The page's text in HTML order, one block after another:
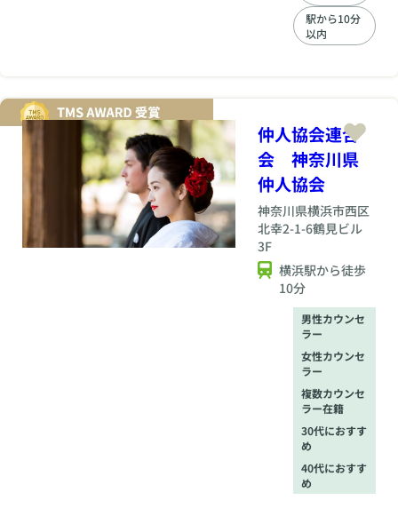
自身のペースで真剣
に婚活に集中できる
よう設計されていま
用意しています。こ
れにより、活動開始
時の初期費用を大幅
に抑えることができ
ます。 費用が発生す
るのは、お見合いが
成立した際の調整費
（2,200円/回・税
込）や、最終的にご
成婚に至った際の成
婚料（286,000円/税
込）が主となりま
す。成果が出るまで
大きな固定費用がか
からないため、安心
して活動を継続で
き、余った費用はデ
ートや自己投資に活
用することが可能で
す。私たちは、費用
の心配よりも「ご成
婚」という結果にコ
ミットし、会員様の
駅から10分
以内
仲人協会連合
会 神奈川県
仲人協会
神奈川県横浜市西区
北幸2-1-6鶴見ビル
3F
横浜駅から徒歩
10分
男性カウンセ
ラー
女性カウンセ
ラー
複数カウンセ
ラー在籍
30代におすす
め
40代におすす
め